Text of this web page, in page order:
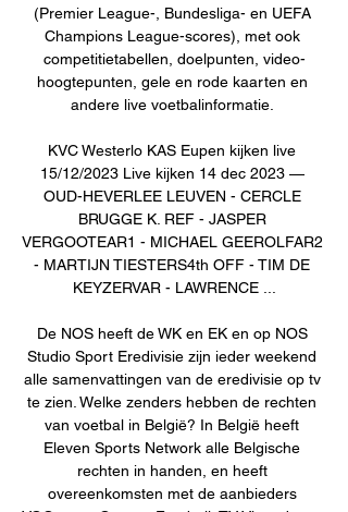
(Premier League-, Bundesliga- en UEFA
Champions League-scores), met ook
competitietabellen, doelpunten, video-
hoogtepunten, gele en rode kaarten en
andere live voetbalinformatie.
KVC Westerlo KAS Eupen kijken live
15/12/2023 Live kijken 14 dec 2023 —
OUD-HEVERLEE LEUVEN - CERCLE
BRUGGE K. REF - JASPER
VERGOOTEAR1 - MICHAEL GEEROLFAR2
- MARTIJN TIESTERS4th OFF - TIM DE
KEYZERVAR - LAWRENCE ...
De NOS heeft de WK en EK en op NOS
Studio Sport Eredivisie zijn ieder weekend
alle samenvattingen van de eredivisie op tv
te zien. Welke zenders hebben de rechten
van voetbal in België? In België heeft
Eleven Sports Network alle Belgische
rechten in handen, en heeft
overeenkomsten met de aanbieders